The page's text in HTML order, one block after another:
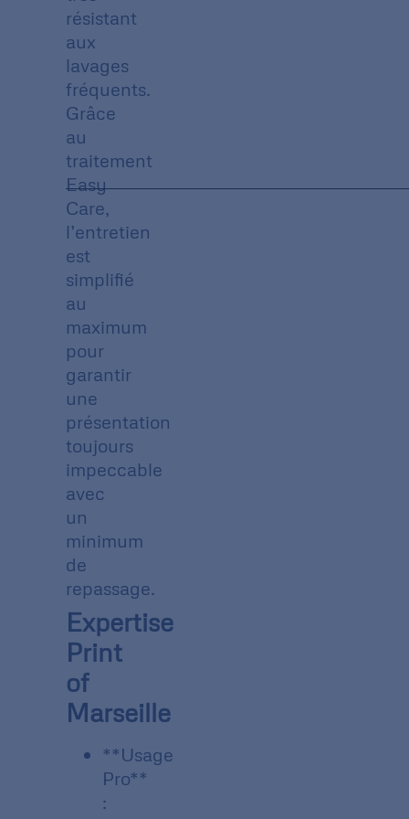
résistant
aux
lavages
fréquents.
Grâce
au
traitement
Easy
Care,
l’entretien
est
simplifié
au
maximum
pour
garantir
une
présentation
toujours
impeccable
avec
un
minimum
de
repassage.
Expertise
Print
of
Marseille
**Usage
Pro**
: